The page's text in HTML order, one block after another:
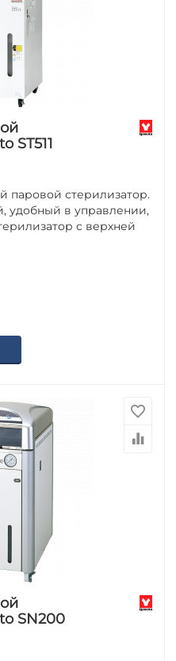
ST511
паровой стерилизатор.
удобный в управлении,
с верхней
SN200